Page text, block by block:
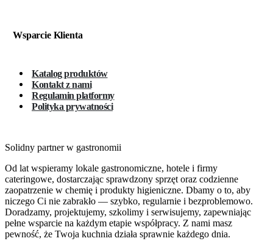
Wsparcie Klienta
Katalog produktów
Kontakt z nami
Regulamin platformy
Polityka prywatności
Solidny partner w gastronomii
Od lat wspieramy lokale gastronomiczne, hotele i firmy
cateringowe, dostarczając sprawdzony sprzęt oraz codzienne
zaopatrzenie w chemię i produkty higieniczne. Dbamy o to, aby
niczego Ci nie zabrakło — szybko, regularnie i bezproblemowo.
Doradzamy, projektujemy, szkolimy i serwisujemy, zapewniając
pełne wsparcie na każdym etapie współpracy. Z nami masz
pewność, że Twoja kuchnia działa sprawnie każdego dnia.